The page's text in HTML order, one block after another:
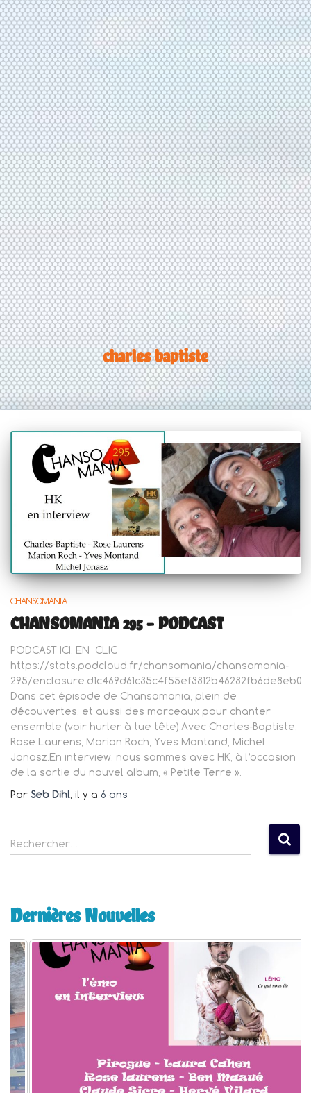
charles baptiste
CHANSOMANIA
CHANSOMANIA 295 – PODCAST
PODCAST ICI, EN CLIC
https://stats.podcloud.fr/chansomania/chansomania-
295/
Dans cet épisode de Chansomania, plein de
découvertes, et aussi des morceaux pour chanter
ensemble (voir hurler à tue tête).Avec Charles-Baptiste,
Rose Laurens, Marion Roch, Yves Montand, Michel
Jonasz.En interview, nous sommes avec HK, à l’occasion
de la sortie du nouvel album, « Petite Terre ».
Par Seb Dihl, il y a 6 ans
R
e
r
h
e
r
:
Rechercher…
Dernières Nouvelles